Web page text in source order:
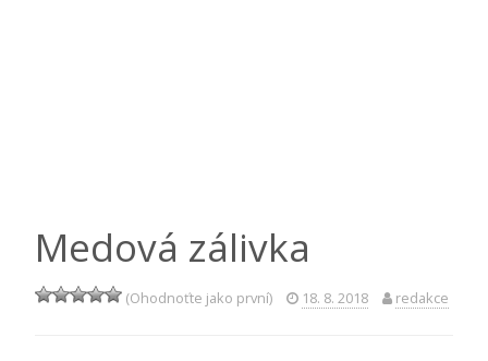
Medová zálivka
(Ohodnoťte jako první) 18. 8. 2018 redakce